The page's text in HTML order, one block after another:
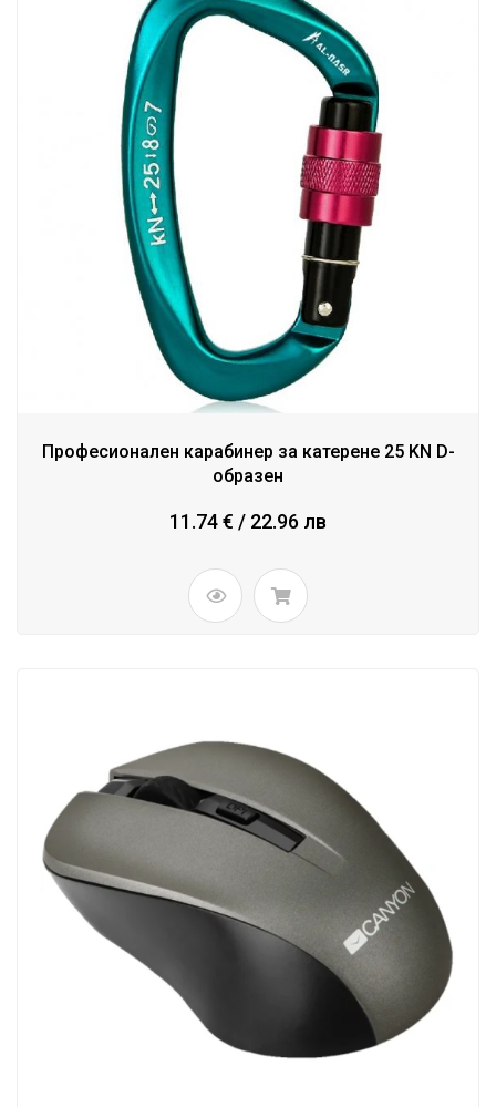
Професионален карабинер за катерене 25 KN D-
образен
11.74 € / 22.96 лв